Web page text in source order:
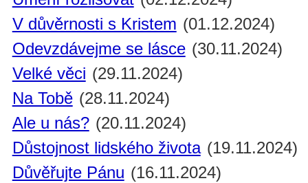
V důvěrnosti s Kristem (01.12.2024)
Odevzdávejme se lásce (30.11.2024)
Velké věci (29.11.2024)
Na Tobě (28.11.2024)
Ale u nás? (20.11.2024)
Důstojnost lidského života (19.11.2024)
Důvěřujte Pánu (16.11.2024)